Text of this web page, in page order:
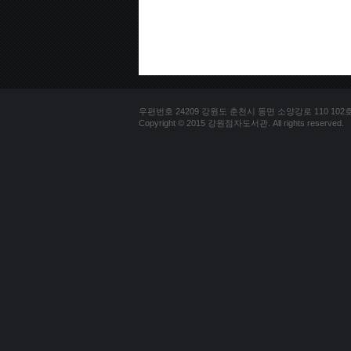
우편번호 24209 강원도 춘천시 동면 소양강로 110 102
Copyright © 2015 강원점자도서관. All rights reserved.